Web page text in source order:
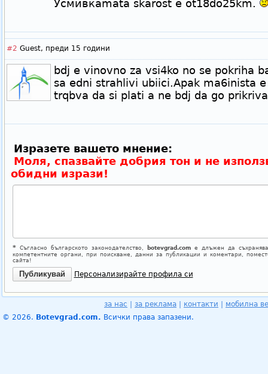
Усмивкаmata skarost e ot18do25km.
#2 Guest, преди 15 години
bdj e vinovno za vsi4ko no se pokriha
sa edni strahlivi ubiici.Apak ma6inista
trqbva da si plati a ne bdj da go
Изразете вашето мнение:
Моля, спазвайте добрия тон и не
обидни изрази!
*Съгласно българското законодателство, botevgrad.comе длъжен да
компетентните органи, при поискване, данни за публикации и коментари,
сайта!
Персонализирайте профила си
за нас за реклама контакти
мобилна
© 2026. Botevgrad.com. Всички права запазени.